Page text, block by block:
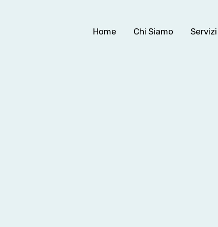
Home Chi Siamo Servizi